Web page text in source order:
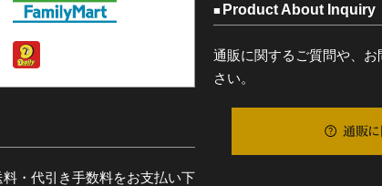
・代引き手数料をお支払い下
Product About Inquiry
通販に関するご質問や、
さい。
通販に